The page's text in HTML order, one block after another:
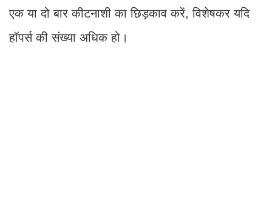
एक या दो बार कीटनाशी का छिड़काव करें, विशेषकर यदि
हॉपर्स की संख्या अधिक हो।